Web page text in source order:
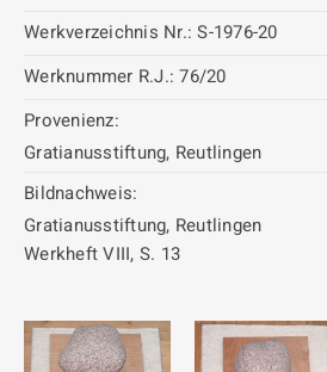
Werkverzeichnis Nr.: S-1976-20
Werknummer R.J.: 76/20
Provenienz:
Gratianusstiftung, Reutlingen
Bildnachweis:
Gratianusstiftung, Reutlingen
Werkheft VIII, S. 13